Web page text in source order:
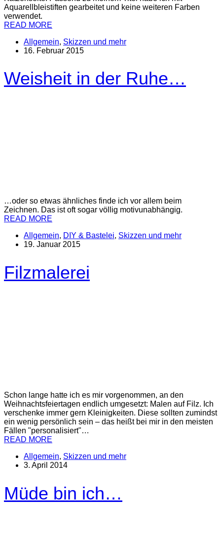
Aquarellbleistiften gearbeitet und keine weiteren Farben
verwendet.
READ MORE
Allgemein, Skizzen und mehr
16. Februar 2015
Weisheit in der Ruhe…
…oder so etwas ähnliches finde ich vor allem beim
Zeichnen. Das ist oft sogar völlig motivunabhängig.
READ MORE
Allgemein, DIY & Bastelei, Skizzen und mehr
19. Januar 2015
Filzmalerei
Schon lange hatte ich es mir vorgenommen, an den
Weihnachtsfeiertagen endlich umgesetzt: Malen auf Filz. Ich
verschenke immer gern Kleinigkeiten. Diese sollten zumindst
ein wenig persönlich sein – das heißt bei mir in den meisten
Fällen "personalisiert"…
READ MORE
Allgemein, Skizzen und mehr
3. April 2014
Müde bin ich…